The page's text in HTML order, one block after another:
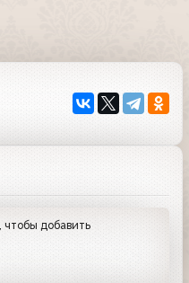
, чтобы добавить